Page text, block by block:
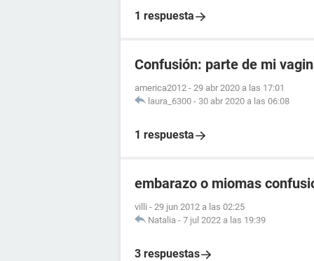
1 respuesta
Confusión: parte de mi
america2012 - 29 abr 2020 a las 17:01
laura_6300 - 30 abr 2020 a las 06:08
1 respuesta
embarazo o miomas
villi - 29 jun 2012 a las 02:25
Natalia - 7 jul 2022 a las 19:39
3 respuestas